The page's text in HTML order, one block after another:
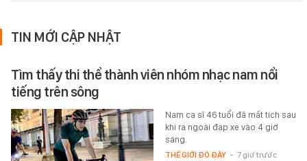
TIN MỚI CẬP NHẬT
Tìm thấy thi thể thành viên nhóm nhạc nam nổi
tiếng trên sông
Nam ca sĩ 46 tuổi đã mất tích sau
khi ra ngoài đạp xe vào 4 giờ
sáng.
THẾ GIỚI ĐÓ ĐÂY - 7 giờ trước